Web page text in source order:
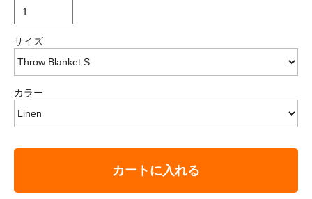
サイズ
カラー
カートに入れる